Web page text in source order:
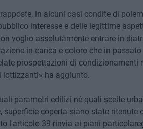
in alcuni casi condite di
interesse e delle legittime
voglio assolutamente entrare in
in carica e coloro che in
prospettazioni di condizionamenti
lottizzanti» ha aggiunto.
parametri edilizi né quali scelte
superficie coperta siano state
l'articolo 39 rinvia ai piani